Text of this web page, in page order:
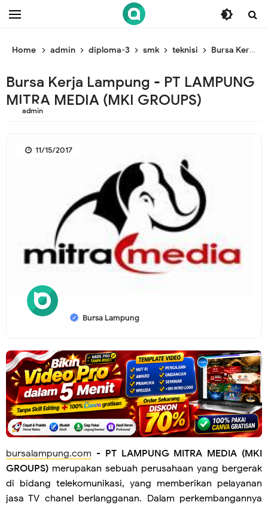
/* ganti br end */
Home admin diploma-3 smk teknisi Bursa Kerja Lampung - PT LAMPUNG MITRA MEDIA (MKI GROUPS)
Bursa Kerja Lampung - PT LAMPUNG
MITRA MEDIA (MKI GROUPS)
admin
Bursa Lampung
11/15/2017
bursalampung.com - PT LAMPUNG MITRA MEDIA (MKI
GROUPS) merupakan sebuah perusahaan yang bergerak
di bidang telekomunikasi, yang memberikan pelayanan
jasa TV chanel berlangganan. Dalam perkembangannya